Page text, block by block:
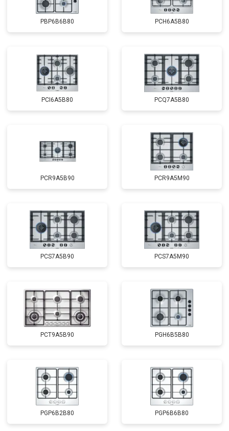
PBP6B6B80 PCH6A5B80
PCI6A5B80 PCQ7A5B80
PCR9A5B90 PCR9A5M90
PCS7A5B90 PCS7A5M90
PCT9A5B90 PGH6B5B80
PGP6B2B80 PGP6B6B80